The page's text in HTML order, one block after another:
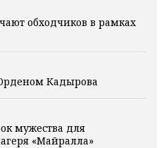
обходчиков в рамках
Кадырова
мужества для
«Майралла»